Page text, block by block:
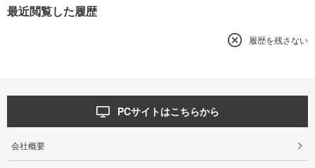
最近閲覧した履歴
履歴を残さない
PCサイトはこちらから
会社概要